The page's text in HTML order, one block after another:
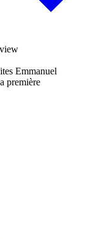
Emmanuel
première